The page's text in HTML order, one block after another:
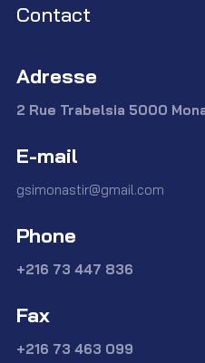
Contact
Adresse
2 Rue Trabelsia 5000
E-mail
gsimonastir@gmail.com
Phone
+216 73 447 836
Fax
+216 73 463 099